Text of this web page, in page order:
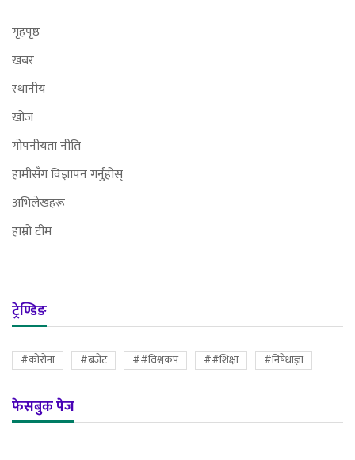
गृहपृष्ठ
खबर
स्थानीय
खोज
गोपनीयता नीति
हामीसँग विज्ञापन गर्नुहोस्
अभिलेखहरू
हाम्रो टीम
ट्रेण्डिङ
#कोरोना #बजेट ##विश्वकप ##शिक्षा #निषेधाज्ञा
फेसबुक पेज